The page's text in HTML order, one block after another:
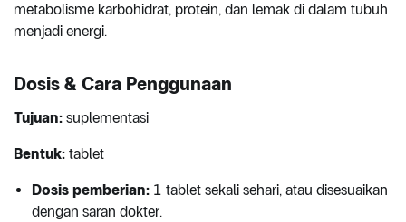
metabolisme karbohidrat, protein, dan lemak di dalam tubuh
menjadi energi.
Dosis & Cara Penggunaan
Tujuan: suplementasi
Bentuk: tablet
Dosis pemberian: 1 tablet sekali sehari, atau disesuaikan
dengan saran dokter.